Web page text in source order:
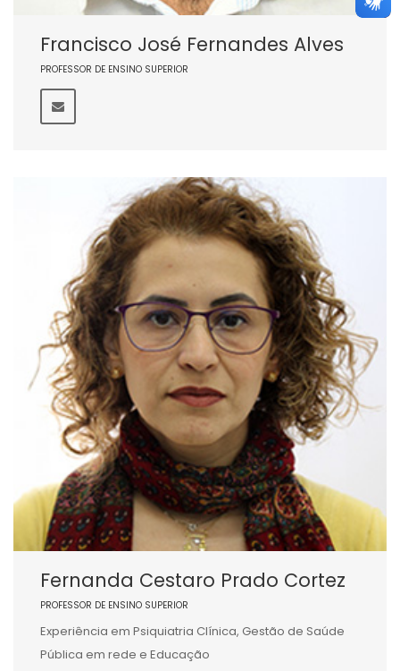
Francisco José Fernandes Alves
PROFESSOR DE ENSINO SUPERIOR
Fernanda Cestaro Prado Cortez
PROFESSOR DE ENSINO SUPERIOR
Experiência em Psiquiatria Clínica, Gestão de Saúde
Pública em rede e Educação